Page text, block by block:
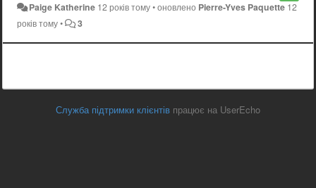
Paige Katherine 12 років тому•оновлено Pierre-Yves Paquette 12
років тому• 3
Служба підтримки клієнтів працює на UserEcho